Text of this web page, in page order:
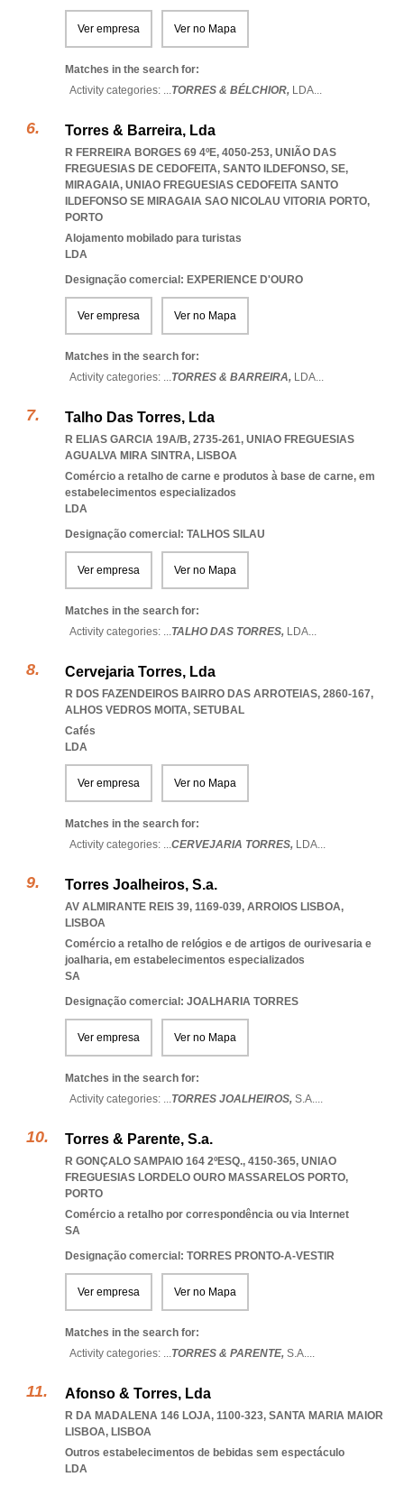
Ver empresa Ver no Mapa
Matches in the search for:
Activity categories: ...TORRES & BÉLCHIOR, LDA...
Torres & Barreira, Lda
R FERREIRA BORGES 69 4ºE, 4050-253, UNIÃO DAS
FREGUESIAS DE CEDOFEITA, SANTO ILDEFONSO, SE,
MIRAGAIA, UNIAO FREGUESIAS CEDOFEITA SANTO
ILDEFONSO SE MIRAGAIA SAO NICOLAU VITORIA PORTO,
PORTO
Alojamento mobilado para turistas
LDA
Designação comercial: EXPERIENCE D'OURO
Ver empresa Ver no Mapa
Matches in the search for:
Activity categories: ...TORRES & BARREIRA, LDA...
Talho Das Torres, Lda
R ELIAS GARCIA 19A/B, 2735-261, UNIAO FREGUESIAS
AGUALVA MIRA SINTRA, LISBOA
Comércio a retalho de carne e produtos à base de carne, em
estabelecimentos especializados
LDA
Designação comercial: TALHOS SILAU
Ver empresa Ver no Mapa
Matches in the search for:
Activity categories: ...TALHO DAS TORRES, LDA...
Cervejaria Torres, Lda
R DOS FAZENDEIROS BAIRRO DAS ARROTEIAS, 2860-167,
ALHOS VEDROS MOITA, SETUBAL
Cafés
LDA
Ver empresa Ver no Mapa
Matches in the search for:
Activity categories: ...CERVEJARIA TORRES, LDA...
Torres Joalheiros, S.a.
AV ALMIRANTE REIS 39, 1169-039, ARROIOS LISBOA,
LISBOA
Comércio a retalho de relógios e de artigos de ourivesaria e
joalharia, em estabelecimentos especializados
SA
Designação comercial: JOALHARIA TORRES
Ver empresa Ver no Mapa
Matches in the search for:
Activity categories: ...TORRES JOALHEIROS, S.A....
Torres & Parente, S.a.
R GONÇALO SAMPAIO 164 2ºESQ., 4150-365, UNIAO
FREGUESIAS LORDELO OURO MASSARELOS PORTO,
PORTO
Comércio a retalho por correspondência ou via Internet
SA
Designação comercial: TORRES PRONTO-A-VESTIR
Ver empresa Ver no Mapa
Matches in the search for:
Activity categories: ...TORRES & PARENTE, S.A....
Afonso & Torres, Lda
R DA MADALENA 146 LOJA, 1100-323, SANTA MARIA MAIOR
LISBOA, LISBOA
Outros estabelecimentos de bebidas sem espectáculo
LDA